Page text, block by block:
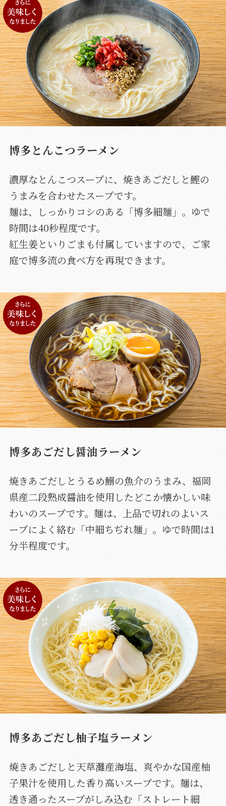
博多とんこつラーメン
濃厚なとんこつスープに、焼きあごだしと鰹の
うまみを合わせたスープです。
麺は、しっかりコシのある「博多細麺」。ゆで
時間は40秒程度です。
紅生姜といりごまも付属していますので、ご家
庭で博多流の食べ方を再現できます。
博多あごだし醤油ラーメン
焼きあごだしとうるめ鰯の魚介のうまみ、福岡
県産二段熟成醤油を使用したどこか懐かしい味
わいのスープです。麺は、上品で切れのよいス
ープによく絡む「中細ちぢれ麺」。ゆで時間は1
分半程度です。
博多あごだし柚子塩ラーメン
焼きあごだしと天草灘産海塩、爽やかな国産柚
子果汁を使用した香り高いスープです。麺は、
透き通ったスープがしみ込む「ストレート細